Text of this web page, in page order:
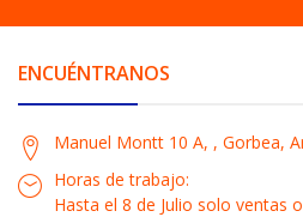
ENCUÉNTRANOS
Manuel Montt 10 A, , Gorbea,
Horas de trabajo:
Hasta el 8 de Julio solo ventas